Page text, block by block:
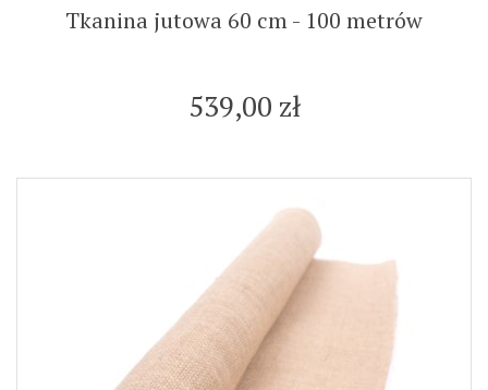
Tkanina jutowa 60 cm - 100 metrów
539,00 zł